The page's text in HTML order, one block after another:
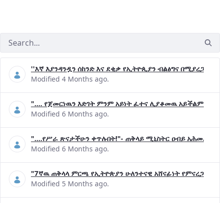
''እኛ እያንዳንዷን ሰከንድ እና ደቂቃ የኢትዮጲያን ብልፅግና
Modified 4 Months ago.
".... የጀመርነዉን እድገት ምንም አይነት ፈተና ሊያቆመዉ አይችልም"-
Modified 6 Months ago.
"....የሥራ ጽናታችሁን ቀጥሉበት!"- ጠቅላይ ሚኒስትር ዐብይ አሕመድ (ዶ/
Modified 6 Months ago.
"7ኛዉ ጠቅላላ ምርጫ የኢትዮጵያን ሁለንተናዊ አሸናፊነት
Modified 5 Months ago.